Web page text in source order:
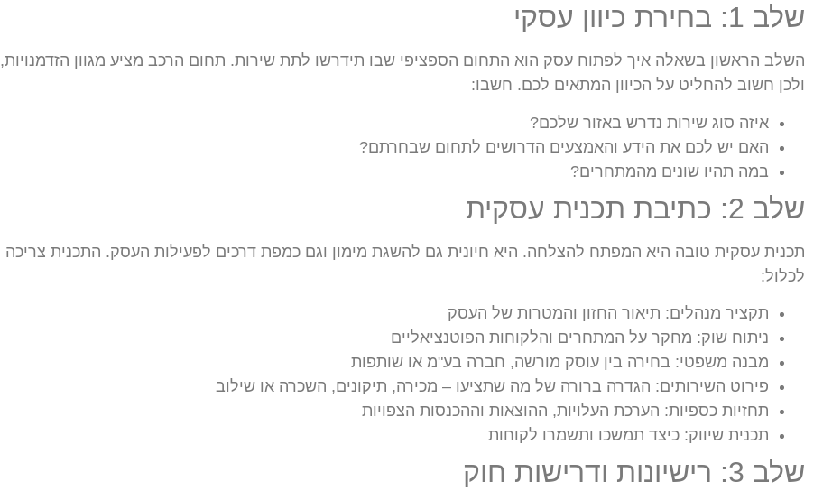
שלב 1: בחירת כיוון עסקי
השלב הראשון בשאלה איך לפתוח עסק הוא התחום הספציפי שבו תידרשו לתת שירות. תחום הרכב מציע מגוון הזדמנויות,
ולכן חשוב להחליט על הכיוון המתאים לכם. חשבו:
איזה סוג שירות נדרש באזור שלכם?
האם יש לכם את הידע והאמצעים הדרושים לתחום שבחרתם?
במה תהיו שונים מהמתחרים?
שלב 2: כתיבת תכנית עסקית
תכנית עסקית טובה היא המפתח להצלחה. היא חיונית גם להשגת מימון וגם כמפת דרכים לפעילות העסק. התכנית צריכה
לכלול:
תקציר מנהלים: תיאור החזון והמטרות של העסק
ניתוח שוק: מחקר על המתחרים והלקוחות הפוטנציאליים
מבנה משפטי: בחירה בין עוסק מורשה, חברה בע"מ או שותפות
פירוט השירותים: הגדרה ברורה של מה שתציעו – מכירה, תיקונים, השכרה או שילוב
תחזיות כספיות: הערכת העלויות, ההוצאות וההכנסות הצפויות
תכנית שיווק: כיצד תמשכו ותשמרו לקוחות
שלב 3: רישיונות ודרישות חוק